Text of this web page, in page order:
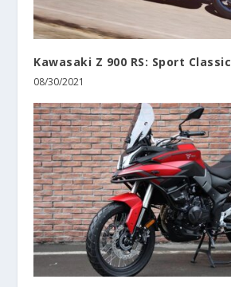
Kawasaki Z 900 RS: Sport Classic
08/30/2021